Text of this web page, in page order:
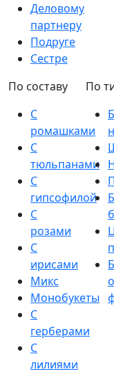
Деловому
партнеру
Подруге
Сестре
По составу
С
ромашками
С
тюльпанами
С
гипсофилой
С
розами
С
ирисами
Микс
Монобукеты
С
герберами
С
лилиями
По